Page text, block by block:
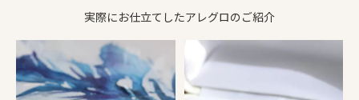
実際にお仕立てしたアレグロのご紹介